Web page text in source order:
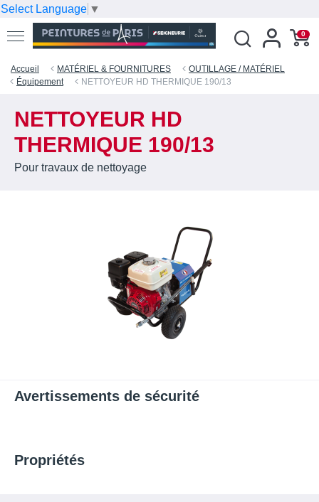
Select Language ▼
0
Accueil MATÉRIEL & FOURNITURES
OUTILLAGE / MATÉRIEL
Équipement
NETTOYEUR HD THERMIQUE 190/13
NETTOYEUR HD
THERMIQUE 190/13
Pour travaux de nettoyage
Avertissements de sécurité
Propriétés